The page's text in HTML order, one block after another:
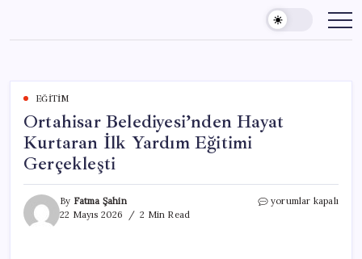
content
EĞITIM
Ortahisar Belediyesi’nden Hayat
Kurtaran İlk Yardım Eğitimi
Gerçekleşti
By Fatma Şahin
22 Mayıs 2026
2 Min Read
Ortahisar
yorumlar kapalı